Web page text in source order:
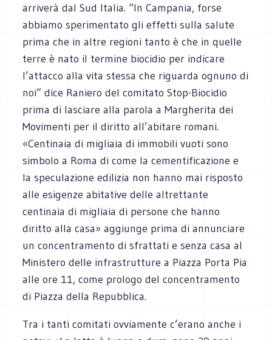
arriverà dal Sud Italia. “In Campania, forse
abbiamo sperimentato gli effetti sulla salute
prima che in altre regioni tanto è che in quelle
terre è nato il termine biocidio per indicare
l’attacco alla vita stessa che riguarda ognuno di
noi” dice Raniero del comitato Stop-Biocidio
prima di lasciare alla parola a Margherita dei
Movimenti per il diritto all’abitare romani.
«Centinaia di migliaia di immobili vuoti sono
simbolo a Roma di come la cementificazione e
la speculazione edilizia non hanno mai risposto
alle esigenze abitative delle altrettante
centinaia di migliaia di persone che hanno
diritto alla casa» aggiunge prima di annunciare
un concentramento di sfrattati e senza casa al
Ministero delle infrastrutture a Piazza Porta Pia
alle ore 11, come prologo del concentramento
di Piazza della Repubblica.
Tra i tanti comitati ovviamente c’erano anche i